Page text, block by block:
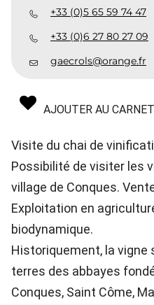
+33 (0)5 65 59 74 47
+33 (0)6 27 80 27 09
gaecrols@orange.fr
AJOUTER AU CARNET
Visite du chai de
Possibilité de visiter les
village de Conques.
Exploitation en
biodynamique.
Historiquement, la vigne
terres des abbayes
Conques, Saint Côme,